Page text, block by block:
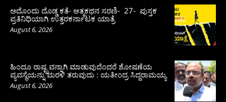
ಅದೊಂದು ದೊಡ್ಡ ಕತೆ- ಆತ್ಮಕಥನ ಸರಣಿ- 27- ಪುಸ್ತಕ
ಪ್ರತಿನಿಧಿಯಾಗಿ ಉತ್ತರಕರ್ನಾಟಕ ಯಾತ್ರೆ
August 6, 2026
ಹಿಂದೂ ರಾಷ್ಟ್ರವನ್ನಾಗಿ ಮಾಡುವುದೆಂದರೆ ಶೋಷಣೆಯ
ವ್ಯವಸ್ಥೆಯನ್ನು ಮರಳಿ ತರುವುದು : ಯತೀಂದ್ರ ಸಿದ್ದರಾಮಯ್ಯ
August 6, 2026